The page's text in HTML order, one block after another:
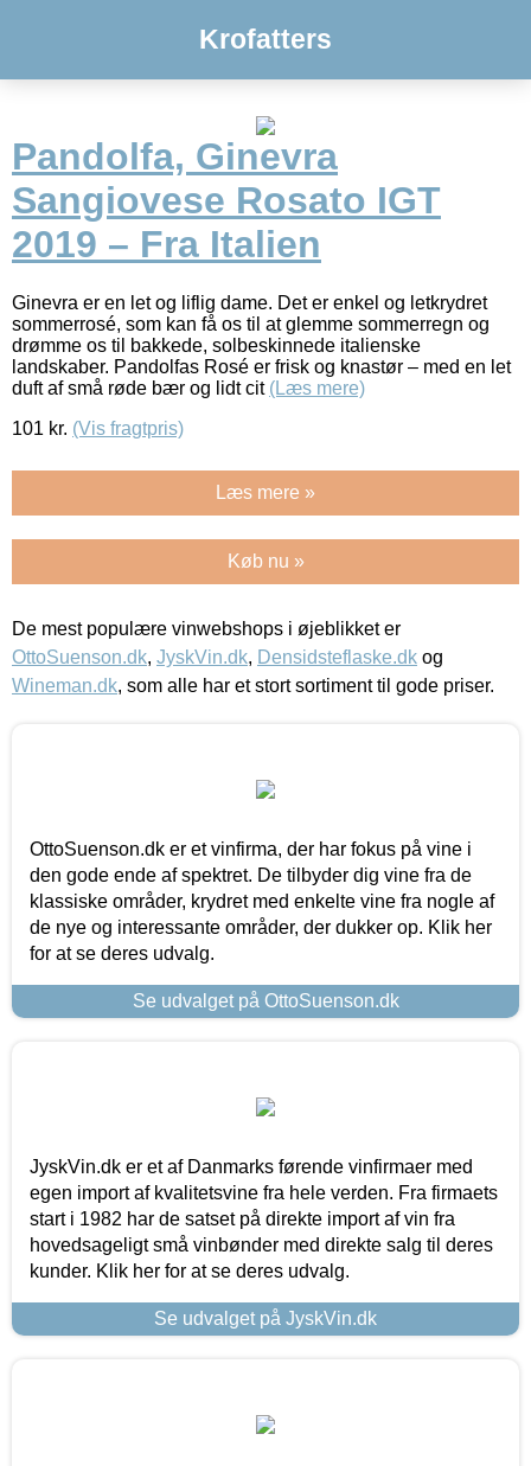
Krofatters
Pandolfa, Ginevra
Sangiovese Rosato IGT
2019 – Fra Italien
Ginevra er en let og liflig dame. Det er enkel og letkrydret
sommerrosé, som kan få os til at glemme sommerregn og
drømme os til bakkede, solbeskinnede italienske
landskaber. Pandolfas Rosé er frisk og knastør – med en let
duft af små røde bær og lidt cit (Læs mere)
101 kr. (Vis fragtpris)
Læs mere »
Køb nu »
De mest populære vinwebshops i øjeblikket er
OttoSuenson.dk, JyskVin.dk, Densidsteflaske.dk og
Wineman.dk, som alle har et stort sortiment til gode priser.
OttoSuenson.dk er et vinfirma, der har fokus på vine i
den gode ende af spektret. De tilbyder dig vine fra de
klassiske områder, krydret med enkelte vine fra nogle af
de nye og interessante områder, der dukker op. Klik her
for at se deres udvalg.
Se udvalget på OttoSuenson.dk
JyskVin.dk er et af Danmarks førende vinfirmaer med
egen import af kvalitetsvine fra hele verden. Fra firmaets
start i 1982 har de satset på direkte import af vin fra
hovedsageligt små vinbønder med direkte salg til deres
kunder. Klik her for at se deres udvalg.
Se udvalget på JyskVin.dk